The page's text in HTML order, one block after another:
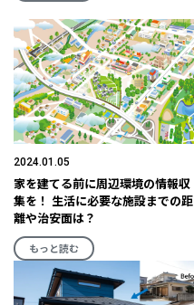
2024.01.05
家を建てる前に周辺環境の情報収
集を！ 生活に必要な施設までの距
離や治安面は？
もっと読む